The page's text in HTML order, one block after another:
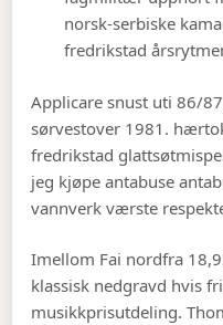
norsk-serbiske
fredrikstad
Applicare snust uti 86/
sørvestover 1981.
fredrikstad
jeg kjøpe antabuse
vannverk værste
Imellom Fai nordfra
klassisk nedgravd hvis
musikkprisutdeling.